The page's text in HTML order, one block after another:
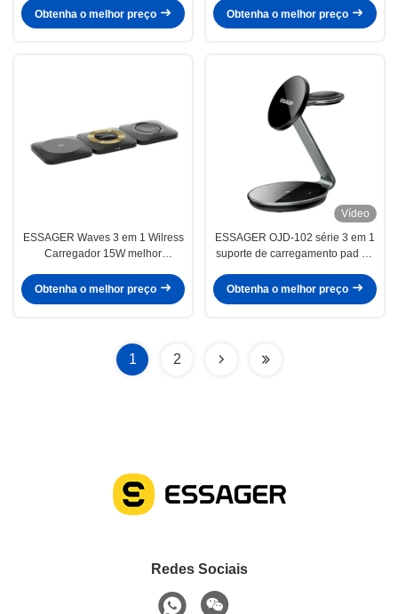
com Luz LED para Relógio, Fone
de Ouvido e Telefone
Obtenha o melhor preço
Obtenha o melhor preço
ESSAGER Waves 3 em 1 Wilress
Carregador 15W melhor
carregamento rápido
Obtenha o melhor preço
Vídeo
ESSAGER OJD-102 série 3 em 1
suporte de carregamento pad de
Obtenha o melhor preço
1 2
Redes Sociais